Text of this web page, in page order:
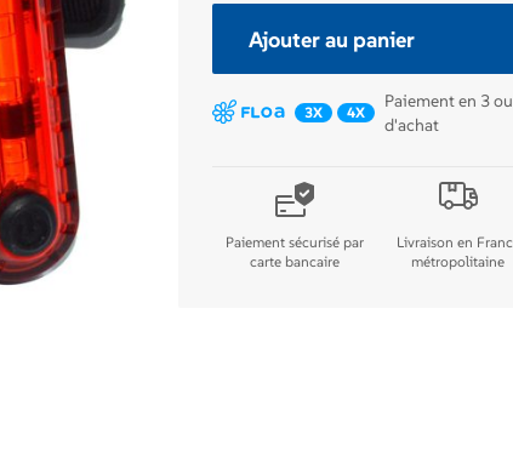
Ajouter au panier
3X 4X
Paiement en 3
d'achat
Paiement sécurisé par
carte bancaire
Livraison en
métropolitaine